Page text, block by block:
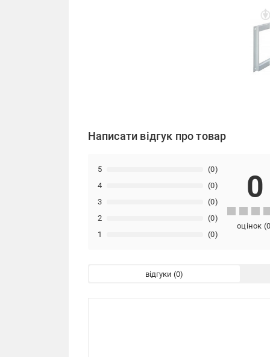
Написати відгук про товар
1 (0)
2 (0)
3 (0)
4 (0)
5 (0)
0
оцінок (
відгуки